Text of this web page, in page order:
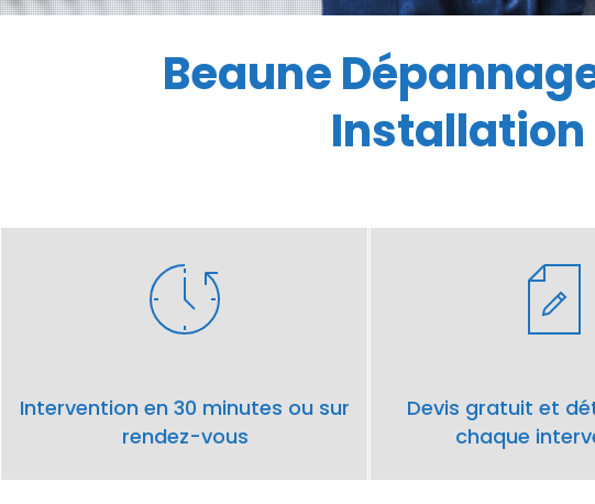
Beaune
Installation
Intervention en 30 minutes ou sur
rendez-vous
Devis gratuit et
chaque